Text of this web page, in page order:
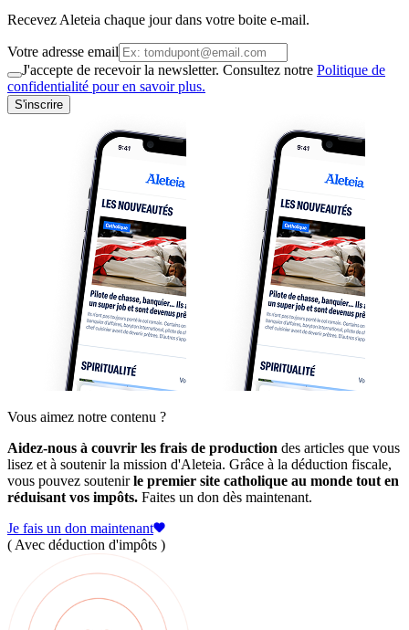
Recevez Aleteia chaque jour dans votre boite e-mail.
Votre adresse email
J'accepte de recevoir la newsletter. Consultez notre Politique de
confidentialité pour en savoir plus.
S'inscrire
Vous aimez notre contenu ?
Aidez-nous à couvrir les frais de production des articles que vous
lisez et à soutenir la mission d'Aleteia. Grâce à la déduction fiscale,
vous pouvez soutenirle premier site catholique au monde tout en
réduisant vos impôts. Faites un don dès maintenant.
Je fais un don maintenant
( Avec déduction d'impôts )